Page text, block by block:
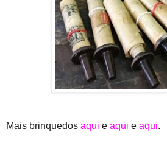
Mais brinquedos aqui e aqui e aqui.